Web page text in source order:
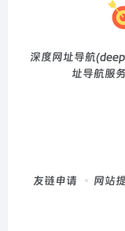
深度网址导航
址导航服
友链申请 网站